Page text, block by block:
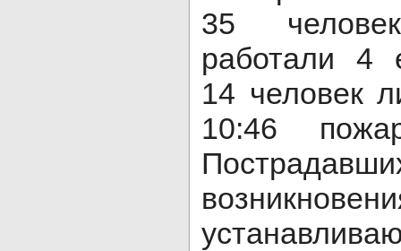
35
работали 4
14 человек
10:46